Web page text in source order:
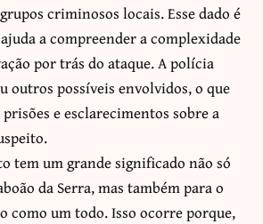
criminosos locais. Esse dado é
a compreender a complexidade
por trás do ataque. A polícia
outros possíveis envolvidos, o que
e esclarecimentos sobre a
tem um grande significado não só
da Serra, mas também para o
como um todo. Isso ocorre porque,